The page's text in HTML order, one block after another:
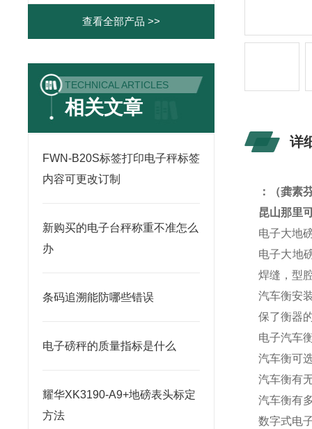
查看全部产品 >>
TECHNICAL ARTICLES
相关文章
FWN-B20S标签打印电子秤标签
内容可更改订制
新购买的电子台秤称重不准怎么
办
条码追溯能防哪些错误
电子磅秤的质量指标是什么
耀华XK3190-A9+地磅表头标定
方法
详
：
（龚
昆山那里
电子大地
电子大地
焊缝，型
汽车衡安
保了衡器
电子汽车
汽车衡可
汽车衡有
汽车衡有
数字式电